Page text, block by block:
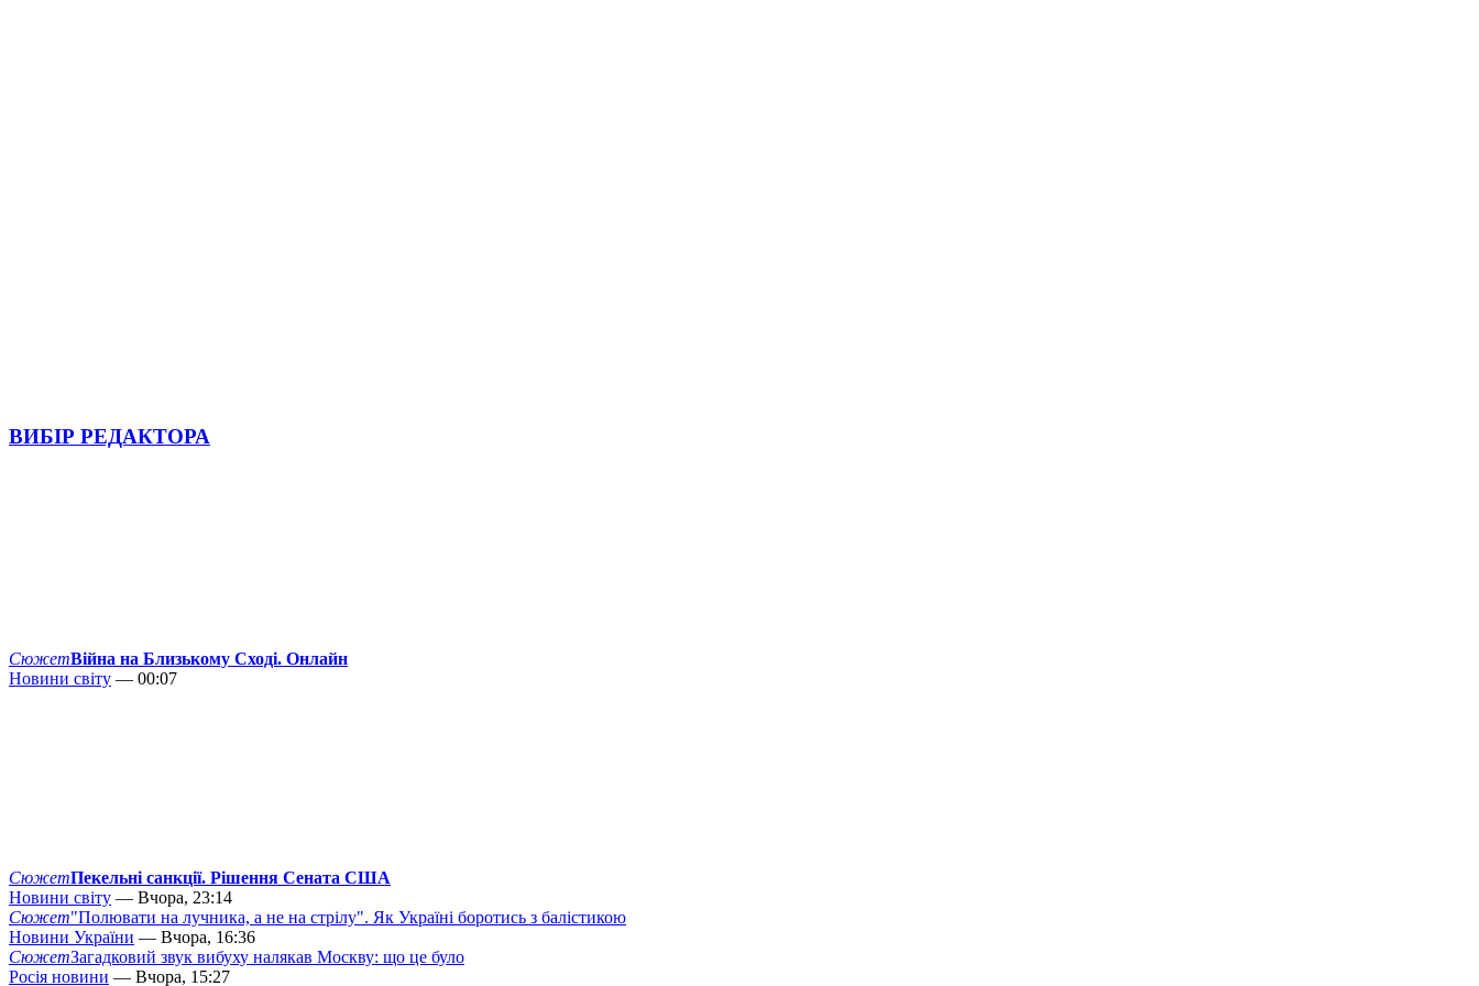
ВИБІР РЕДАКТОРА
СюжетВійна на Близькому Сході. Онлайн
Новини світу — 00:07
СюжетПекельні санкції. Рішення Сената США
Новини світу — Вчора, 23:14
Сюжет"Полювати на лучника, а не на стрілу". Як Україні боротись з балістикою
Новини України — Вчора, 16:36
СюжетЗагадковий звук вибуху налякав Москву: що це було
Росія новини — Вчора, 15:27